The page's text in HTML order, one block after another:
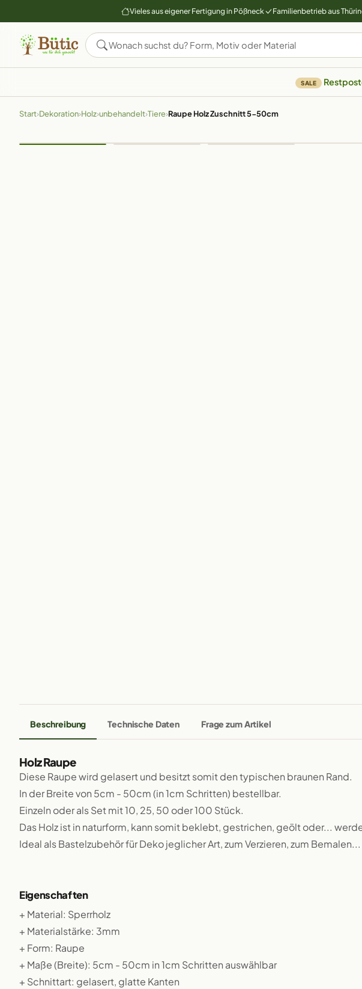
Vieles aus eigener Fertigung in Pößneck Familienbetrieb aus
SALE
Start›Dekoration›Holz›unbehandelt›Tiere›Raupe Holz Zuschnitt 5-50cm
Beschreibung Technische Daten Frage zum Artikel
Holz Raupe
Diese Raupe wird gelasert und besitzt somit den typischen braunen Rand.
In der Breite von 5cm - 50cm (in 1cm Schritten) bestellbar.
Einzeln oder als Set mit 10, 25, 50 oder 100 Stück.
Das Holz ist in naturform, kann somit beklebt, gestrichen, geölt oder...
Ideal als Bastelzubehör für Deko jeglicher Art, zum Verzieren, zum Bemalen...
Eigenschaften
+ Material: Sperrholz
+ Materialstärke: 3mm
+ Form: Raupe
+ Maße (Breite): 5cm - 50cm in 1cm Schritten auswählbar
+ Schnittart: gelasert, glatte Kanten